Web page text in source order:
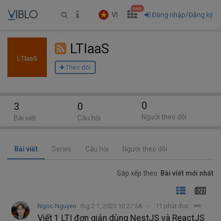
VI
new
Đăng nhập/Đăng ký
LTIaaS
Theo dõi
Bài viết Series Câu hỏi Người theo dõi
Sắp xếp theo: Bài viết mới nhất
Ngoc Nguyen thg 2 1, 2023 10:27 SA 11 phút đọc
Viết 1 LTI đơn giản dùng NestJS và ReactJS
3
Bài viết
0
Câu hỏi
0
Người theo dõi